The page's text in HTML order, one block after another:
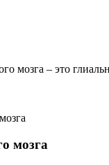
мозга – это
мозга